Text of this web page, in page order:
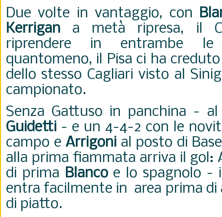
Due volte in vantaggio, con
Kerrigan a metà ripresa, il
riprendere in entrambe le
quantomeno, il Pisa ci ha
dello stesso Cagliari visto al
campionato.
Senza Gattuso in panchina -
Guidetti - e un 4-4-2 con le
campo e Arrigoni al posto di
alla prima fiammata arriva il gol:
di prima Blancoe lo spagnolo -
entra facilmente in area prima di
di piatto.